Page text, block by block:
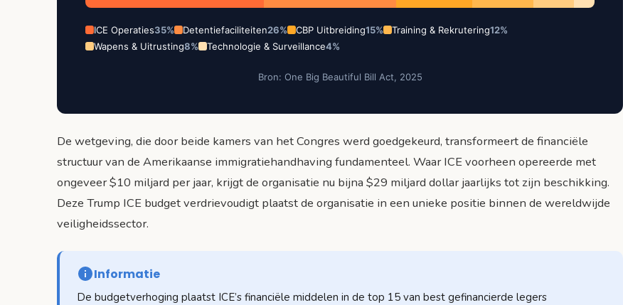
ICE Operaties35% Detentiefaciliteiten26% CBP Uitbreiding15% Training & Rekrutering12%
Wapens & Uitrusting8% Technologie & Surveillance4%
Bron: One Big Beautiful Bill Act, 2025
De wetgeving, die door beide kamers van het Congres werd goedgekeurd, transformeert de financiële
structuur van de Amerikaanse immigratiehandhaving fundamenteel. Waar ICE voorheen opereerde met
ongeveer $10 miljard per jaar, krijgt de organisatie nu bijna $29 miljard dollar jaarlijks tot zijn beschikking.
Deze Trump ICE budget verdrievoudigt plaatst de organisatie in een unieke positie binnen de wereldwijde
veiligheidssector.
Informatie
De budgetverhoging plaatst ICE’s financiële middelen in de top 15 van best gefinancierde legers